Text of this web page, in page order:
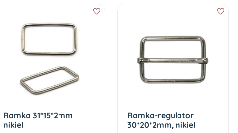
Ramka 31*15*2mm
nikiel
Ramka-regulator
30*20*2mm, nikiel